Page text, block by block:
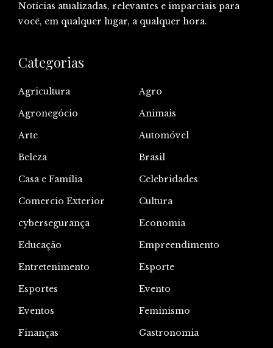
Notícias atualizadas, relevantes e imparciais para
você, em qualquer lugar, a qualquer hora.
Categorias
Agricultura
Agro
Agronegócio
Animais
Arte
Automóvel
Beleza
Brasil
Casa e Família
Celebridades
Comercio Exterior
Cultura
cybersegurança
Economia
Educação
Empreendimento
Entretenimento
Esporte
Esportes
Evento
Eventos
Feminismo
Finanças
Gastronomia